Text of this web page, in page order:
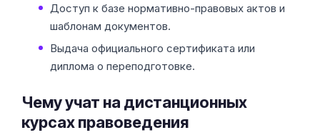
Доступ к базе нормативно-правовых актов и
шаблонам документов.
Выдача официального сертификата или
диплома о переподготовке.
Чему учат на дистанционных
курсах правоведения